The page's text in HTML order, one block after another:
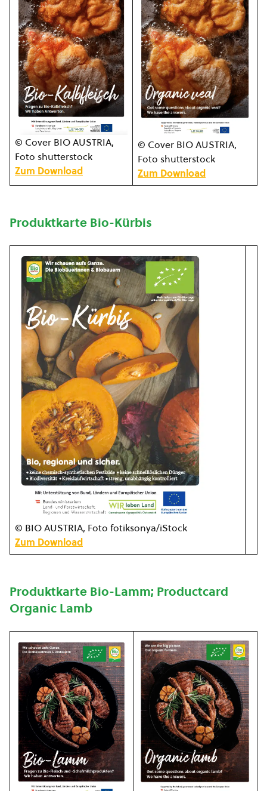
© Cover BIO AUSTRIA,
Foto shutterstock
Zum Download
© Cover BIO AUSTRIA,
Foto shutterstock
Zum Download
Produktkarte Bio-Kürbis
© BIO AUSTRIA, Foto fotiksonya/iStock
Zum Download
Produktkarte Bio-Lamm; Productcard
Organic Lamb